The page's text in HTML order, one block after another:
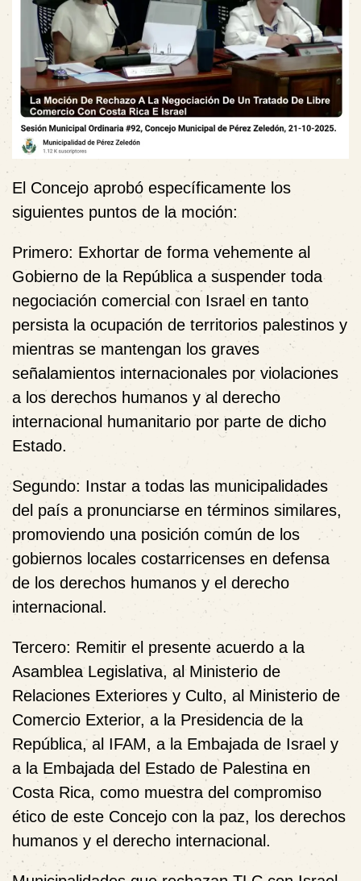
El Concejo aprobó específicamente los
siguientes puntos de la moción:
Primero: Exhortar de forma vehemente al
Gobierno de la República a suspender toda
negociación comercial con Israel en tanto
persista la ocupación de territorios palestinos y
mientras se mantengan los graves
señalamientos internacionales por violaciones
a los derechos humanos y al derecho
internacional humanitario por parte de dicho
Estado.
Segundo: Instar a todas las municipalidades
del país a pronunciarse en términos similares,
promoviendo una posición común de los
gobiernos locales costarricenses en defensa
de los derechos humanos y el derecho
internacional.
Tercero: Remitir el presente acuerdo a la
Asamblea Legislativa, al Ministerio de
Relaciones Exteriores y Culto, al Ministerio de
Comercio Exterior, a la Presidencia de la
República, al IFAM, a la Embajada de Israel y
a la Embajada del Estado de Palestina en
Costa Rica, como muestra del compromiso
ético de este Concejo con la paz, los derechos
humanos y el derecho internacional.